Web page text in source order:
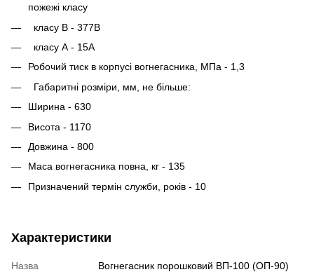
пожежі класу
класу В - 377В
класу А - 15А
Робочий тиск в корпусі вогнегасника, МПа - 1,3
Габаритні розміри, мм, не більше:
Ширина - 630
Висота - 1170
Довжина - 800
Маса вогнегасника повна, кг - 135
Призначений термін служби, років - 10
Характеристики
Назва
Вогнегасник порошковий ВП-100 (ОП-90)